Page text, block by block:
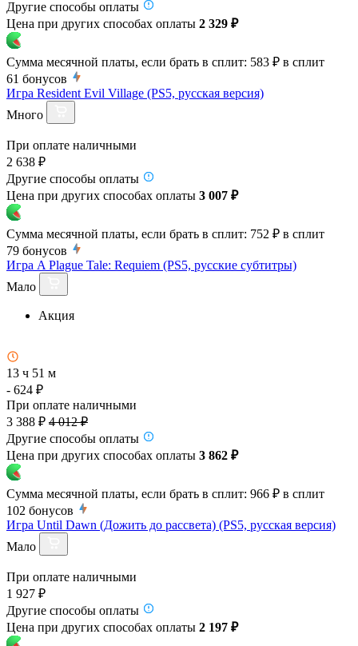
Другие способы оплаты
Цена при других способах оплаты 2 329 ₽
Сумма месячной платы, если брать в сплит: 583 ₽ в сплит
61 бонусов
Игра Resident Evil Village (PS5, русская версия)
Много
При оплате наличными
2 638 ₽
Другие способы оплаты
Цена при других способах оплаты 3 007 ₽
Сумма месячной платы, если брать в сплит: 752 ₽ в сплит
79 бонусов
Игра A Plague Tale: Requiem (PS5, русские субтитры)
Мало
Акция
13 ч 51 м
- 624 ₽
При оплате наличными
3 388 ₽ 4 012 ₽
Другие способы оплаты
Цена при других способах оплаты 3 862 ₽
Сумма месячной платы, если брать в сплит: 966 ₽ в сплит
102 бонусов
Игра Until Dawn (Дожить до рассвета) (PS5, русская версия)
Мало
При оплате наличными
1 927 ₽
Другие способы оплаты
Цена при других способах оплаты 2 197 ₽